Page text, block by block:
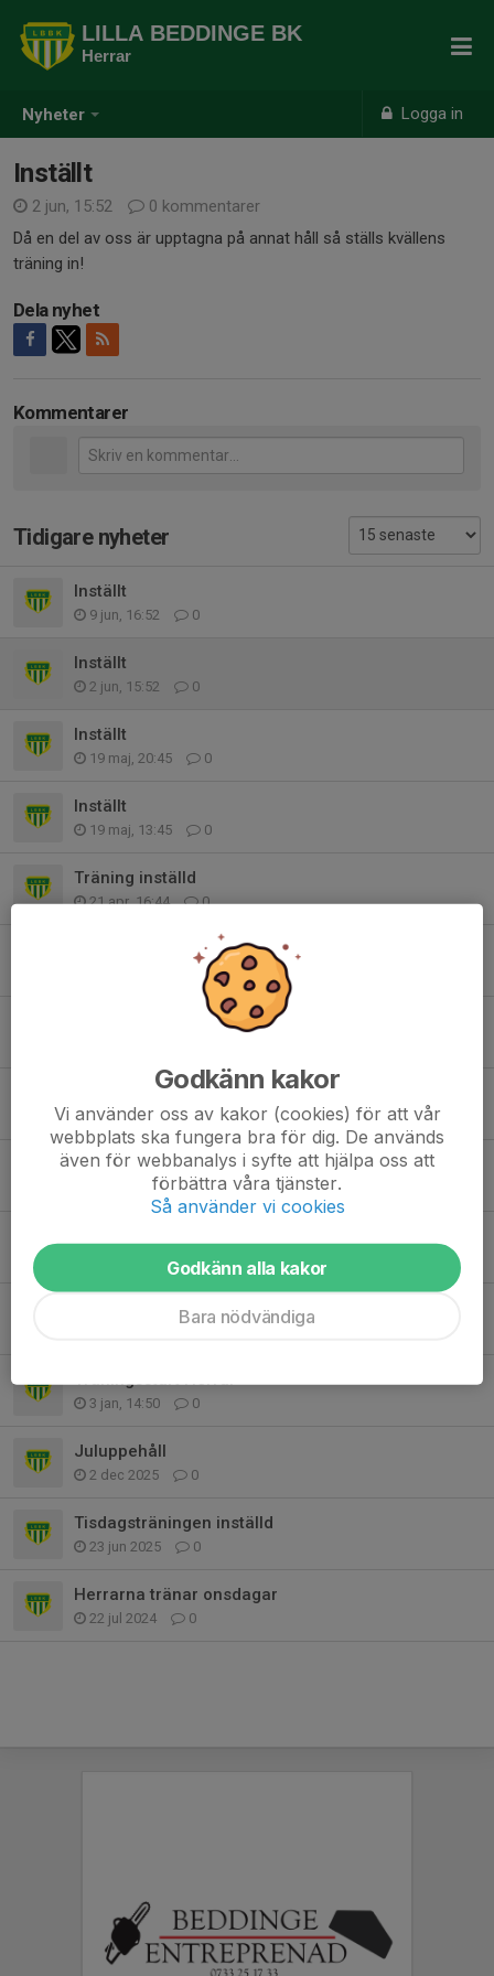
Nyheter Logga in
LILLA BEDDINGE BK
Herrar
Inställt
2 jun, 15:52
0 kommentarer
Då en del av oss är upptagna på annat håll så ställs kvällens
träning in!
Dela nyhet
Kommentarer
Tidigare nyheter
Inställt
9 jun, 16:52 0
Inställt
2 jun, 15:52 0
Inställt
19 maj, 20:45 0
Inställt
19 maj, 13:45 0
Träning inställd
21 apr, 16:44 0
Smygehallen bokad
16 feb, 10:39 0
Smygehallen bokad
3 feb, 15:37 0
27 jan, 11:29 0
Inställt på Thurevallen
3 jan, 14:50 0
Juluppehåll
2 dec 2025 0
Tisdagsträningen inställd
23 jun 2025 0
Herrarna tränar onsdagar
22 jul 2024 0
Godkänn kakor
Vi använder oss av kakor (cookies) för att vår
webbplats ska fungera bra för dig. De används
även för webbanalys i syfte att hjälpa oss att
förbättra våra tjänster.
Så använder vi cookies
Godkänn alla kakor
Bara nödvändiga